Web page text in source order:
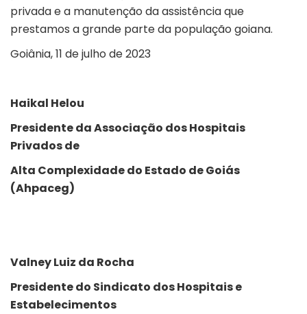
privada e a manutenção da assistência que
prestamos a grande parte da população goiana.
Goiânia, 11 de julho de 2023
Haikal Helou
Presidente da Associação dos Hospitais
Privados de
Alta Complexidade do Estado de Goiás
(Ahpaceg)
Valney Luiz da Rocha
Presidente do Sindicato dos Hospitais e
Estabelecimentos